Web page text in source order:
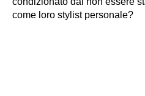
come loro stylist personale?